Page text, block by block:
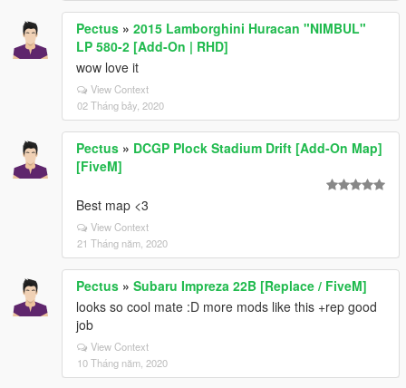
Pectus » 2015 Lamborghini Huracan "NIMBUL"
LP 580-2 [Add-On | RHD]
wow love it
View Context
02 Tháng bảy, 2020
Pectus » DCGP Plock Stadium Drift [Add-On Map]
[FiveM]
Best map <3
View Context
21 Tháng năm, 2020
Pectus » Subaru Impreza 22B [Replace / FiveM]
looks so cool mate :D more mods like this +rep good
job
View Context
10 Tháng năm, 2020